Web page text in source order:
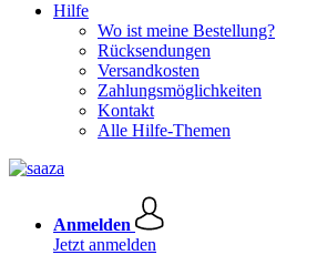
Hilfe
Wo ist meine Bestellung?
Rücksendungen
Versandkosten
Zahlungsmöglichkeiten
Kontakt
Alle Hilfe-Themen
Anmelden
Jetzt anmelden